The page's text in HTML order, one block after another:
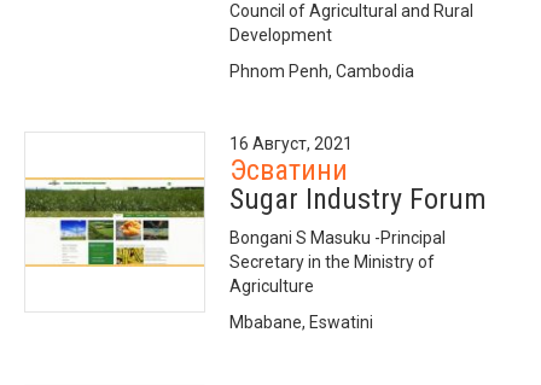
Council of Agricultural and Rural
Development
Phnom Penh, Cambodia
16 Август, 2021
Эсватини
Sugar Industry Forum
Bongani S Masuku -Principal
Secretary in the Ministry of
Agriculture
Mbabane, Eswatini